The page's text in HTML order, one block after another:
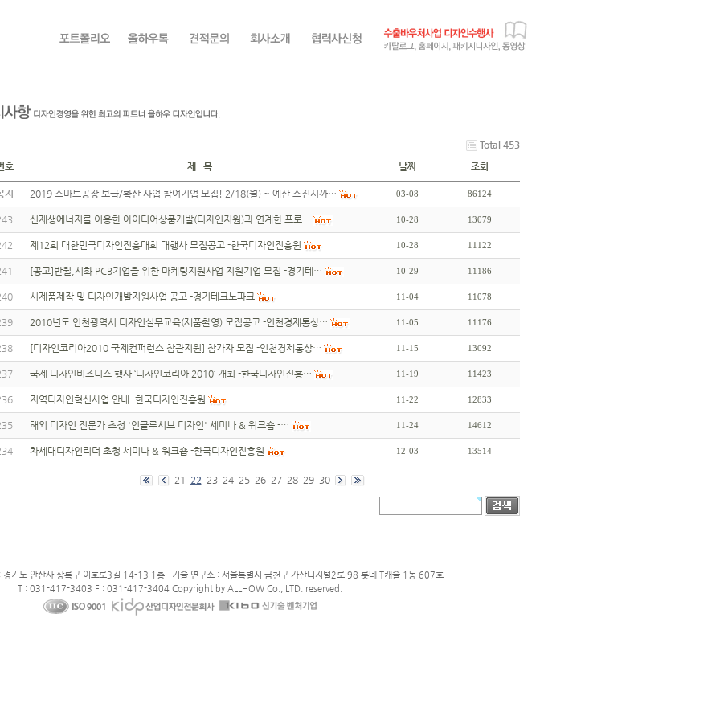
Total 453
호
제 목 날짜 조회
지 2019 스마트공장 보급/확산 사업 참여기업 모집! 2/18(월) ~ 예산 소진시까… 03-08 86124
신재생에너지를 이용한 아이디어상품개발(디자인지원)과 연계한 프로… 10-28 13079
제12회 대한민국디자인진흥대회 대행사 모집공고 -한국디자인진흥원 10-28 11122
[공고]반월,시화 PCB기업을 위한 마케팅지원사업 지원기업 모집 -경기테… 10-29 11186
시제품제작 및 디자인개발지원사업 공고 -경기테크노파크 11-04 11078
2010년도 인천광역시 디자인실무교육(제품촬영) 모집공고 -인천경제통상… 11-05 11176
[디자인코리아2010 국제컨퍼런스 참관지원] 참가자 모집 -인천경제통상… 11-15 13092
국제 디자인비즈니스 행사 ‘디자인코리아 2010’ 개최 -한국디자인진흥… 11-19 11423
지역디자인혁신사업 안내 -한국디자인진흥원 11-22 12833
해외 디자인 전문가 초청 '인클루시브 디자인' 세미나 & 워크숍 -… 11-24 14612
차세대디자인리더 초청 세미나 & 워크숍 -한국디자인진흥원 12-03 13514
21 22 23 24 25 26 27 28 29 30
기도 안산사 상록구 이호로3길 14-13 1층 기술 연구소 : 서울특별시 금천구 가산디지털2로 98 롯데IT캐슬 1동 607호
T : 031-417-3403 F : 031-417-3404 Copyright by ALLHOW Co., LTD. reserved.